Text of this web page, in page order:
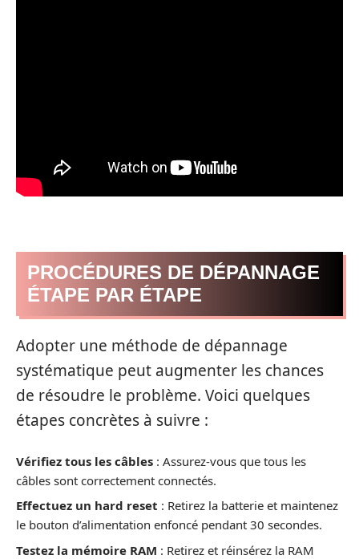
PROCÉDURES DE DÉPANNAGE
ÉTAPE PAR ÉTAPE
Adopter une méthode de dépannage
systématique peut augmenter les chances
de résoudre le problème. Voici quelques
étapes concrètes à suivre :
Vérifiez tous les câbles : Assurez-vous que tous les
câbles sont correctement connectés.
Effectuez un hard reset : Retirez la batterie et maintenez
le bouton d’alimentation enfoncé pendant 30 secondes.
Testez la mémoire RAM : Retirez et réinsérez la RAM